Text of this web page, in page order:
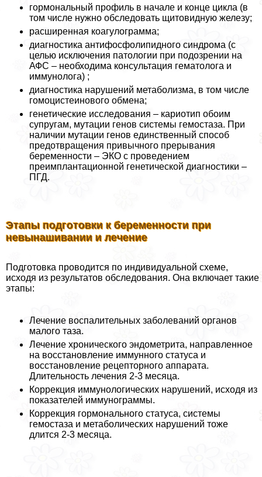
гормональный профиль в начале и конце цикла (в
том числе нужно обследовать щитовидную железу;
расширенная коагулограмма;
диагностика антифосфолипидного синдрома (с
целью исключения патологии при подозрении на
АФС – необходима консультация гематолога и
иммунолога) ;
диагностика нарушений метаболизма, в том числе
гомоцистеинового обмена;
генетические исследования – кариотип обоим
супругам, мутации генов системы гемостаза. При
наличии мутации генов единственный способ
предотвращения привычного прерывания
беременности – ЭКО с проведением
преимплантационной генетической диагностики –
ПГД.
Этапы подготовки к беременности при
невынашивании и лечение
Подготовка проводится по индивидуальной схеме,
исходя из результатов обследования. Она включает такие
этапы:
Лечение воспалительных заболеваний органов
малого таза.
Лечение хронического эндометрита, направленное
на восстановление иммунного статуса и
восстановление рецепторного аппарата.
Длительность лечения 2-3 месяца.
Коррекция иммунологических нарушений, исходя из
показателей иммунограммы.
Коррекция гормонального статуса, системы
гемостаза и метаболических нарушений тоже
длится 2-3 месяца.